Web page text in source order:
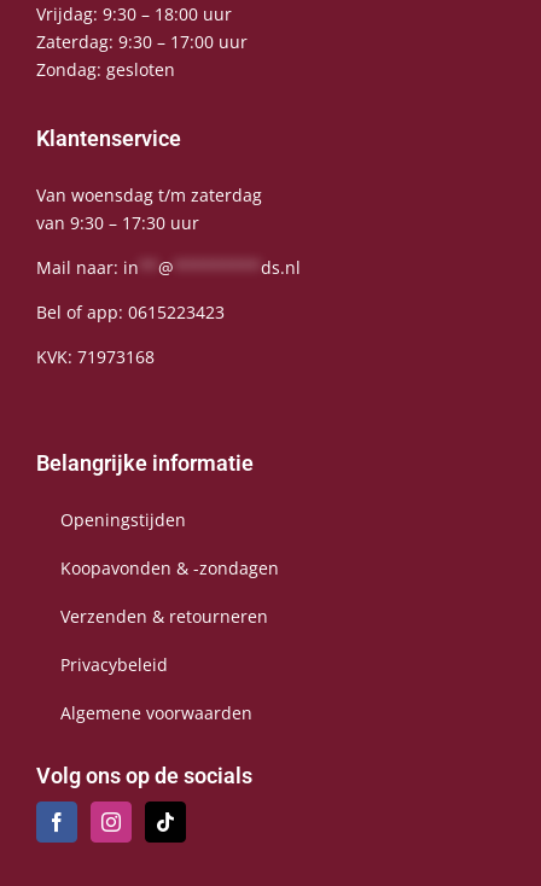
Vrijdag: 9:30 – 18:00 uur
Zaterdag: 9:30 – 17:00 uur
Zondag: gesloten
Klantenservice
Van woensdag t/m zaterdag
van 9:30 – 17:30 uur
Mail naar: in @
ds.nl
Bel of app: 0615223423
KVK: 71973168
Belangrijke informatie
Openingstijden
Koopavonden & -zondagen
Verzenden & retourneren
Privacybeleid
Algemene voorwaarden
Volg ons op de socials